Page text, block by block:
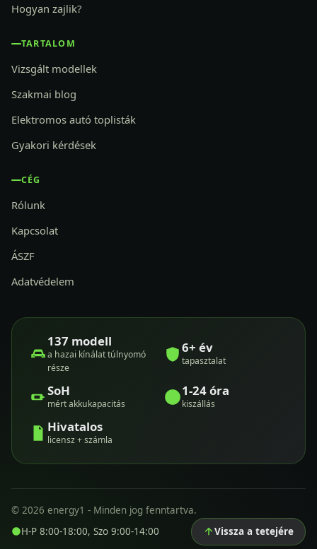
Hogyan zajlik?
TARTALOM
Vizsgált modellek
Szakmai blog
Elektromos autó toplisták
Gyakori kérdések
CÉG
Rólunk
Kapcsolat
ÁSZF
Adatvédelem
137 modell
a hazai kínálat túlnyomó
része
6+ év
tapasztalat
SoH
mért akkukapacitás
1-24 óra
kiszállás
Hivatalos
licensz + számla
© 2026 energy1 - Minden jog fenntartva.
H-P 8:00-18:00, Szo 9:00-14:00
Vissza a tetejére